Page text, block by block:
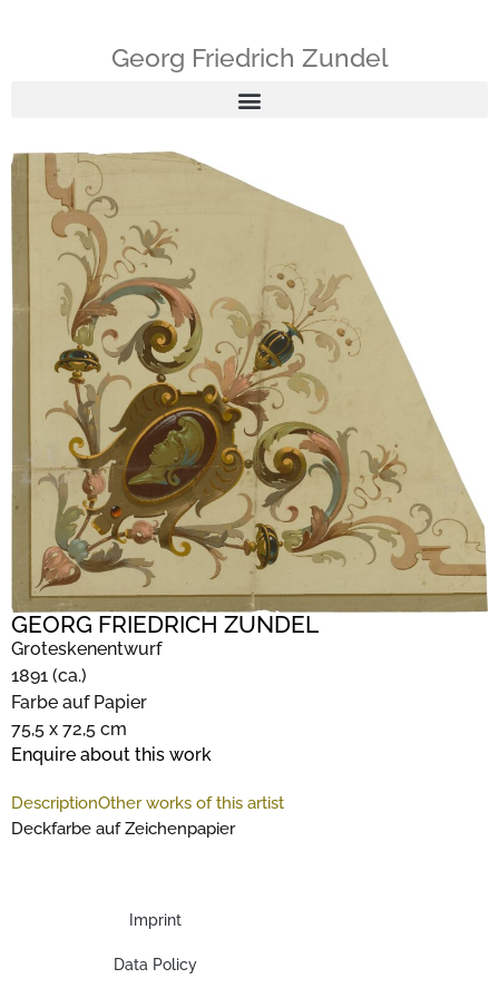
Georg Friedrich Zundel
GEORG FRIEDRICH ZUNDEL
Groteskenentwurf
1891 (ca.)
Farbe auf Papier
75,5 x 72,5 cm
Enquire about this work
DescriptionOther works of this artist
Deckfarbe auf Zeichenpapier
Imprint
Data Policy